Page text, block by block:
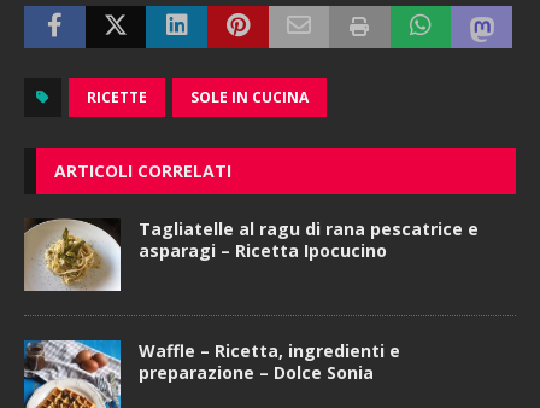
RICETTE SOLE IN CUCINA
ARTICOLI CORRELATI
Tagliatelle al ragu di rana pescatrice e
asparagi – Ricetta Ipocucino
Waffle – Ricetta, ingredienti e
preparazione – Dolce Sonia